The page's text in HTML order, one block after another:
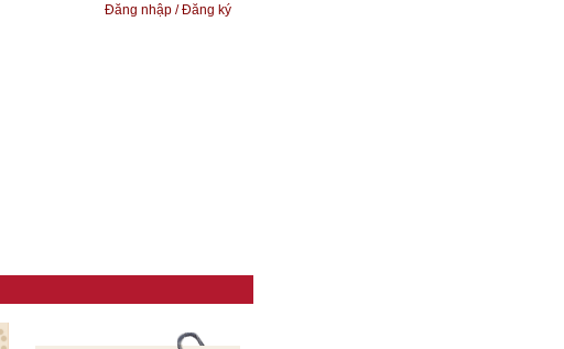
Đăng nhập / Đăng ký